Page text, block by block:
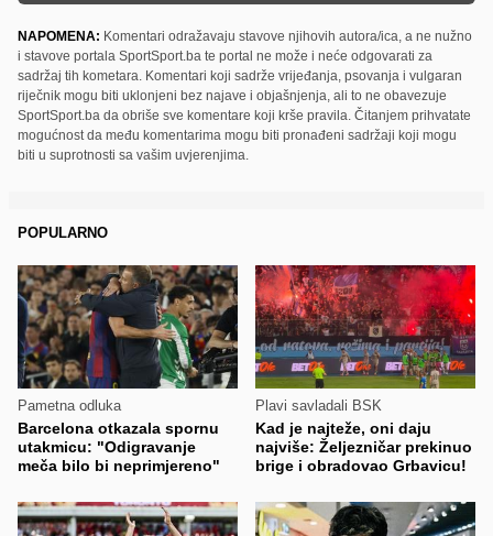
NAPOMENA: Komentari odražavaju stavove njihovih autora/ica, a ne nužno
i stavove portala SportSport.ba te portal ne može i neće odgovarati za
sadržaj tih kometara. Komentari koji sadrže vrijeđanja, psovanja i vulgaran
riječnik mogu biti uklonjeni bez najave i objašnjenja, ali to ne obavezuje
SportSport.ba da obriše sve komentare koji krše pravila. Čitanjem prihvatate
mogućnost da među komentarima mogu biti pronađeni sadržaji koji mogu
biti u suprotnosti sa vašim uvjerenjima.
POPULARNO
Pametna odluka
Barcelona otkazala spornu
utakmicu: "Odigravanje
meča bilo bi neprimjereno"
Plavi savladali BSK
Kad je najteže, oni daju
najviše: Željezničar prekinuo
brige i obradovao Grbavicu!